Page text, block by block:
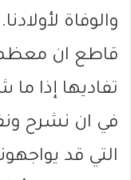
والوفاة
قاطع ان
تفاديها إذا
في ان نشرح
التي قد